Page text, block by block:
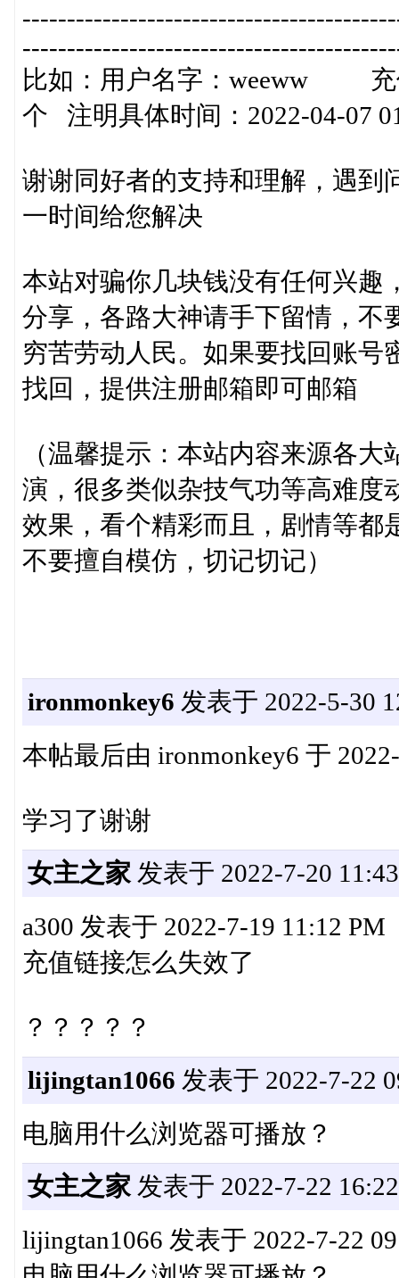
比如：用户名字：weeww 充
个 注明具体时间：2022-04-07
谢谢同好者的支持和理解，遇到
一时间给您解决
本站对骗你几块钱没有任何兴趣
分享，各路大神请手下留情，不
穷苦劳动人民。如果要找回账号
找回，提供注册邮箱即可邮箱
（温馨提示：本站内容来源各
演，很多类似杂技气功等高难度
效果，看个精彩而且，剧情等都
不要擅自模仿，切记切记）
ironmonkey6 发表于 2022-5-30
本帖最后由 ironmonkey6 于
学习了谢谢
女主之家 发表于 2022-7-20
a300 发表于 2022-7-19 11:12 PM
充值链接怎么失效了
？？？？？
lijingtan1066 发表于 2022-7-22
电脑用什么浏览器可播放？
女主之家 发表于 2022-7-22
lijingtan1066 发表于 2022-7-22